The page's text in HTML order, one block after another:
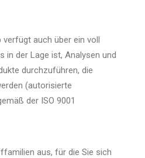
auch über ein voll
in der Lage ist, Analysen und
durchzuführen, die
(autorisierte
der ISO 9001
aus, für die Sie sich